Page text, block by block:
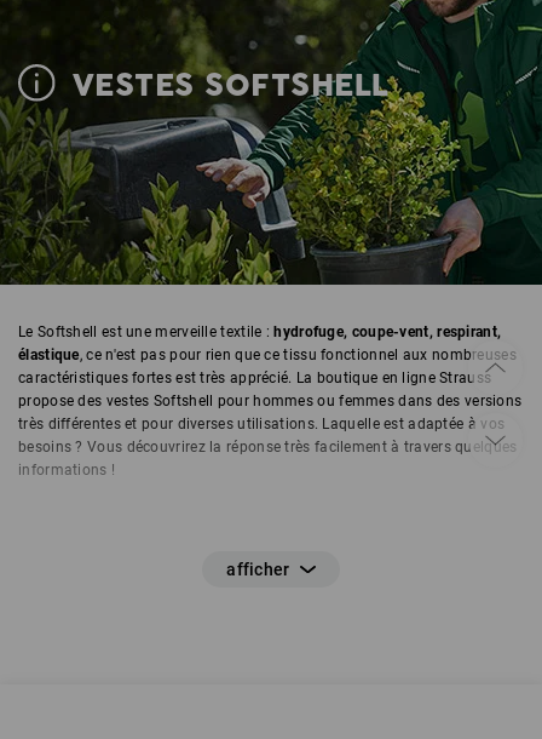
VESTES SOFTSHELL
Le Softshell est une merveille textile : hydrofuge, coupe-vent, respirant,
élastique, ce n'est pas pour rien que ce tissu fonctionnel aux nombreuses
caractéristiques fortes est très apprécié. La boutique en ligne Strauss
propose des vestes Softshell pour hommes ou femmes dans des versions
très différentes et pour diverses utilisations. Laquelle est adaptée à vos
besoins ? Vous découvrirez la réponse très facilement à travers quelques
informations !